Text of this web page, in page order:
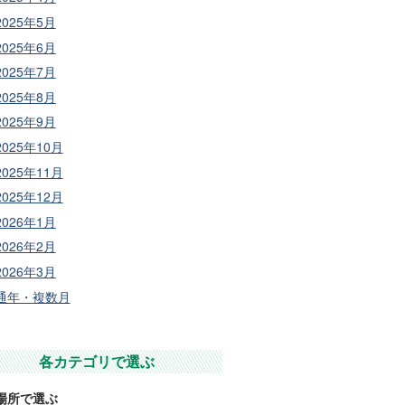
年5月
年6月
年7月
年8月
年9月
年10月
年11月
年12月
年1月
年2月
年3月
年・複数月
各カテゴリで選ぶ
所で選ぶ